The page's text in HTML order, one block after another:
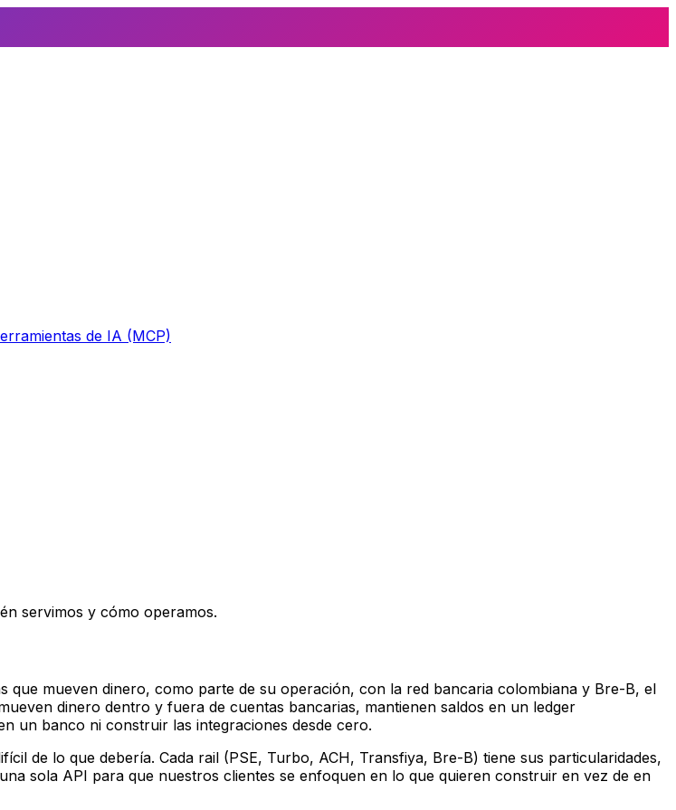
de IA (MCP)
servimos y cómo operamos.
mueven dinero, como parte de su operación, con la red bancaria colombiana y Bre-B, el
dinero dentro y fuera de cuentas bancarias, mantienen saldos en un ledger
un banco ni construir las integraciones desde cero.
de lo que debería. Cada rail (PSE, Turbo, ACH, Transfiya, Bre-B) tiene sus particularidades,
sola API para que nuestros clientes se enfoquen en lo que quieren construir en vez de en